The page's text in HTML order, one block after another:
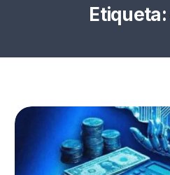
Etiqueta: